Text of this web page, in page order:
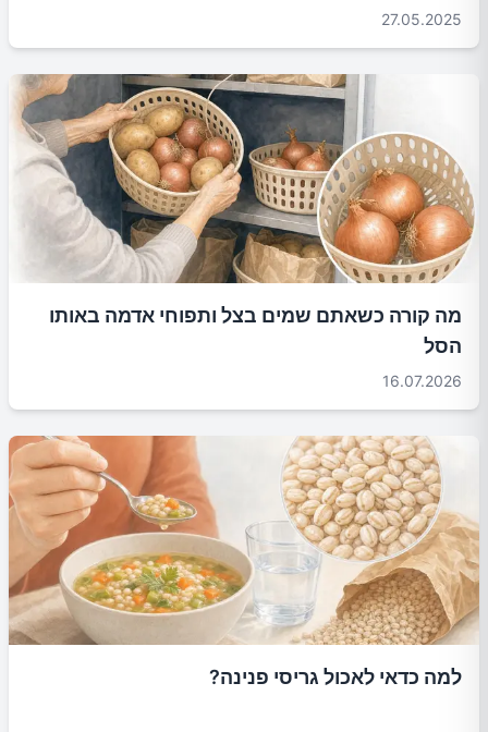
27.05.2025
מה קורה כשאתם שמים בצל ותפוחי אדמה באותו
הסל
16.07.2026
למה כדאי לאכול גריסי פנינה?